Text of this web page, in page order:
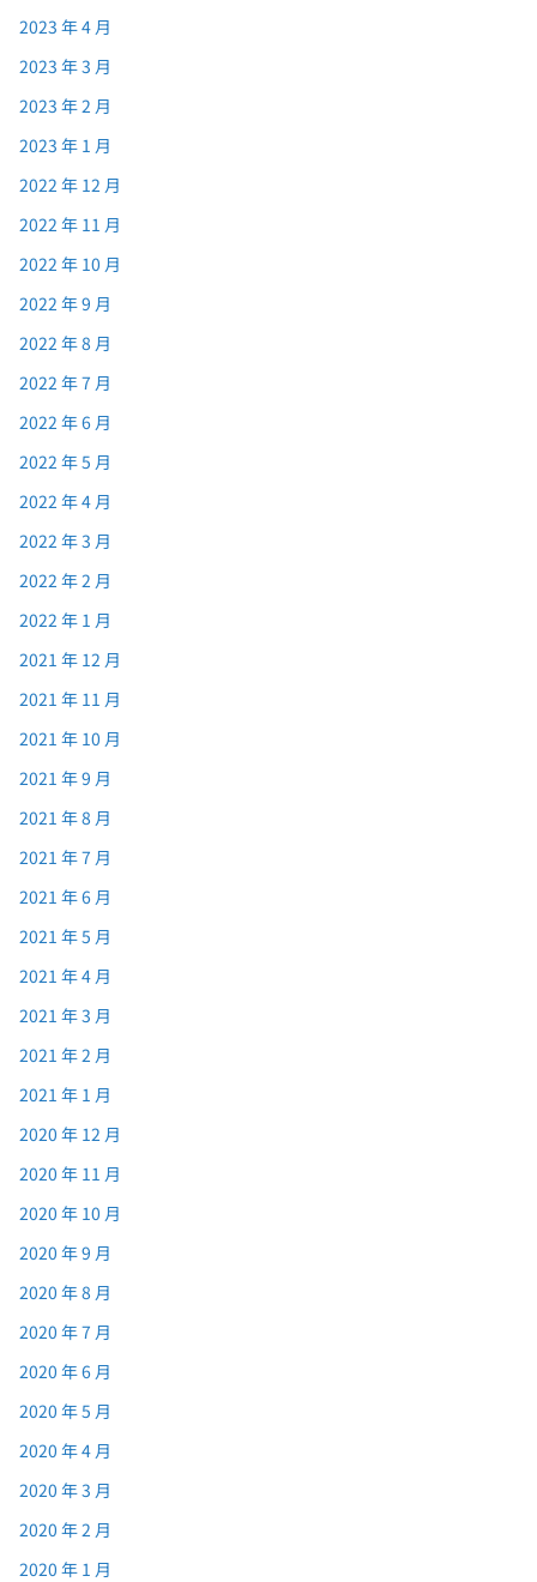
2023 年 4 月
2023 年 3 月
2023 年 2 月
2023 年 1 月
2022 年 12 月
2022 年 11 月
2022 年 10 月
2022 年 9 月
2022 年 8 月
2022 年 7 月
2022 年 6 月
2022 年 5 月
2022 年 4 月
2022 年 3 月
2022 年 2 月
2022 年 1 月
2021 年 12 月
2021 年 11 月
2021 年 10 月
2021 年 9 月
2021 年 8 月
2021 年 7 月
2021 年 6 月
2021 年 5 月
2021 年 4 月
2021 年 3 月
2021 年 2 月
2021 年 1 月
2020 年 12 月
2020 年 11 月
2020 年 10 月
2020 年 9 月
2020 年 8 月
2020 年 7 月
2020 年 6 月
2020 年 5 月
2020 年 4 月
2020 年 3 月
2020 年 2 月
2020 年 1 月